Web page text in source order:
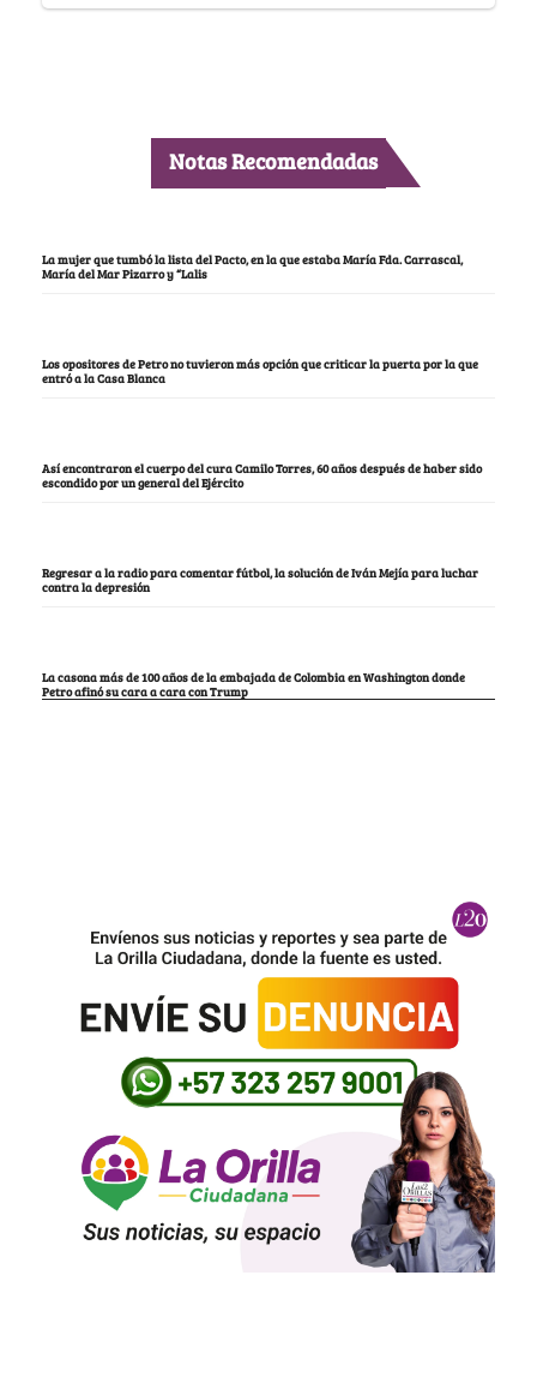
Notas Recomendadas
La mujer que tumbó la lista del Pacto, en la que estaba María Fda. Carrascal,
María del Mar Pizarro y “Lalis
Los opositores de Petro no tuvieron más opción que criticar la puerta por la que
entró a la Casa Blanca
Así encontraron el cuerpo del cura Camilo Torres, 60 años después de haber sido
escondido por un general del Ejército
Regresar a la radio para comentar fútbol, la solución de Iván Mejía para luchar
contra la depresión
La casona más de 100 años de la embajada de Colombia en Washington donde
Petro afinó su cara a cara con Trump